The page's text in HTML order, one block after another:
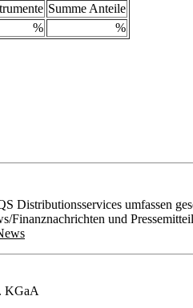
Summe Anteile
% %
Distributionsservices umfassen
Finanznachrichten und
KGaA